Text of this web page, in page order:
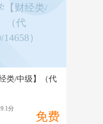
【财经类/
（代
）
类/中级】（代
免费
9.1分